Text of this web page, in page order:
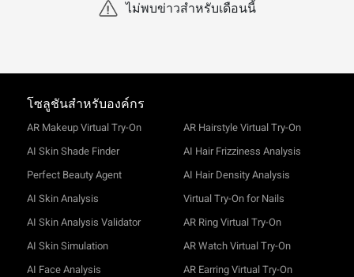
ไม่พบข่าวสำหรับเดือนนี้
โซลูชันสำหรับองค์กร
AR Makeup Virtual Try-On
AI Skin Shade Finder
Perfect Beauty Agent
AI Skin Analysis
AI Skin Analysis Validator
AI Skin Simulation
AI Face Analysis
AR Hairstyle Virtual Try-On
AI Hair Frizziness Analysis
AI Hair Density Analysis
Virtual Try-On for Nails
AR Ring Virtual Try-On
AR Watch Virtual Try-On
AR Earring Virtual Try-On